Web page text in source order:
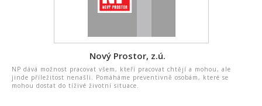
Nový Prostor, z.ú.
NP dává možnost pracovat všem, kteří pracovat chtějí a mohou, ale
jinde příležitost nenašli. Pomáháme preventivně osobám, které se
mohou dostat do tíživé životní situace.